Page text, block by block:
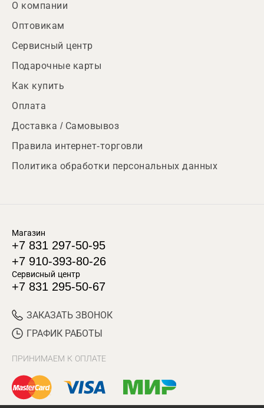
О компании
Оптовикам
Сервисный центр
Подарочные карты
Как купить
Оплата
Доставка / Самовывоз
Правила интернет-торговли
Политика обработки персональных данных
Магазин
+7 831 297-50-95
+7 910-393-80-26
Сервисный центр
+7 831 295-50-67
ЗАКАЗАТЬ ЗВОНОК
ГРАФИК РАБОТЫ
ПРИНИМАЕМ К ОПЛАТЕ